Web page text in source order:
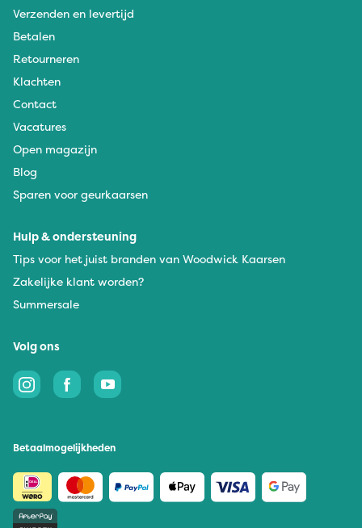
Verzenden en levertijd
Betalen
Retourneren
Klachten
Contact
Vacatures
Open magazijn
Blog
Sparen voor geurkaarsen
Hulp & ondersteuning
Tips voor het juist branden van Woodwick Kaarsen
Zakelijke klant worden?
Summersale
Volg ons
Betaalmogelijkheden